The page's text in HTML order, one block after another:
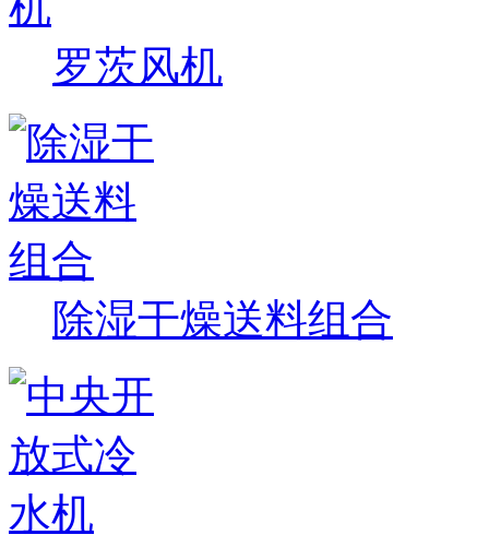
罗茨风机
除湿干燥送料组合